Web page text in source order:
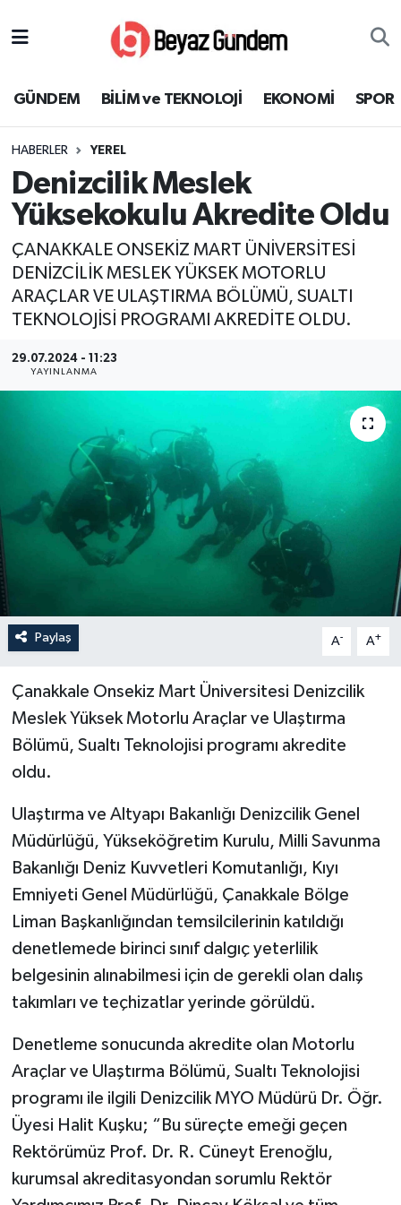
GÜNDEM BİLİM ve TEKNOLOJİ EKONOMİ SPOR
HABERLER YEREL
Denizcilik Meslek
Yüksekokulu Akredite Oldu
ÇANAKKALE ONSEKİZ MART ÜNİVERSİTESİ
DENİZCİLİK MESLEK YÜKSEK MOTORLU
ARAÇLAR VE ULAŞTIRMA BÖLÜMÜ, SUALTI
TEKNOLOJİSİ PROGRAMI AKREDİTE OLDU.
29.07.2024 - 11:23
YAYINLANMA
Paylaş A- A+
Çanakkale Onsekiz Mart Üniversitesi Denizcilik
Meslek Yüksek Motorlu Araçlar ve Ulaştırma
Bölümü, Sualtı Teknolojisi programı akredite
oldu.
Ulaştırma ve Altyapı Bakanlığı Denizcilik Genel
Müdürlüğü, Yükseköğretim Kurulu, Milli Savunma
Bakanlığı Deniz Kuvvetleri Komutanlığı, Kıyı
Emniyeti Genel Müdürlüğü, Çanakkale Bölge
Liman Başkanlığından temsilcilerinin katıldığı
denetlemede birinci sınıf dalgıç yeterlilik
belgesinin alınabilmesi için de gerekli olan dalış
takımları ve teçhizatlar yerinde görüldü.
Denetleme sonucunda akredite olan Motorlu
Araçlar ve Ulaştırma Bölümü, Sualtı Teknolojisi
programı ile ilgili Denizcilik MYO Müdürü Dr. Öğr.
Üyesi Halit Kuşku; “Bu süreçte emeği geçen
Rektörümüz Prof. Dr. R. Cüneyt Erenoğlu,
kurumsal akreditasyondan sorumlu Rektör
EKONOMİ
SPOR
SAĞLIK
EĞİTİM
MAGAZİN
YEREL
Süper Lig Puan Durumu ve Fikstür
Tüm Manşetler
Son Dakika Haberleri
Haber Arşivi